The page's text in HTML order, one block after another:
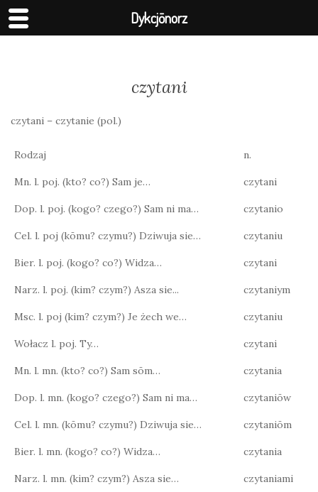
czytani
czytani – czytanie (pol.)
Rodzaj n.
Mn. l. poj. (kto? co?) Sam je… czytani
Dop. l. poj. (kogo? czego?) Sam ni ma… czytanio
Cel. l. poj (kōmu? czymu?) Dziwuja sie… czytaniu
Bier. l. poj. (kogo? co?) Widza… czytani
Narz. l. poj. (kim? czym?) Asza sie... czytaniym
Msc. l. poj (kim? czym?) Je żech we… czytaniu
Wołacz l. poj. Ty… czytani
Mn. l. mn. (kto? co?) Sam sōm… czytania
Dop. l. mn. (kogo? czego?) Sam ni ma… czytaniōw
Cel. l. mn. (kōmu? czymu?) Dziwuja sie… czytaniōm
Bier. l. mn. (kogo? co?) Widza… czytania
Narz. l. mn. (kim? czym?) Asza sie… czytaniami
Dykcjōnorz